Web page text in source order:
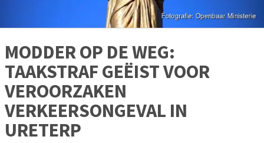
MODDER OP DE WEG:
TAAKSTRAF GEËIST VOOR
VEROORZAKEN
VERKEERSONGEVAL IN
URETERP